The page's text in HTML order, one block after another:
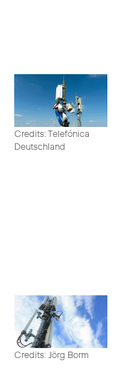
Credits: Telefónica
Deutschland
Credits: Jörg Borm